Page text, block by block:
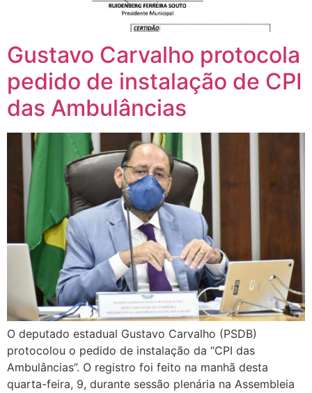
Gustavo Carvalho protocola
pedido de instalação de CPI
das Ambulâncias
O deputado estadual Gustavo Carvalho (PSDB)
protocolou o pedido de instalação da “CPI das
Ambulâncias”. O registro foi feito na manhã desta
quarta-feira, 9, durante sessão plenária na Assembleia